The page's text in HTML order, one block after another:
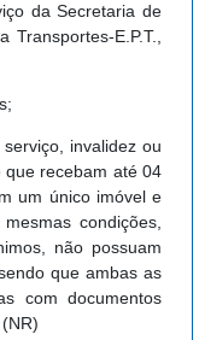
da Secretaria de
E.P.T.,
invalidez ou
que recebam até 04
um único imóvel e
condições,
não possuam
que ambas as
com documentos